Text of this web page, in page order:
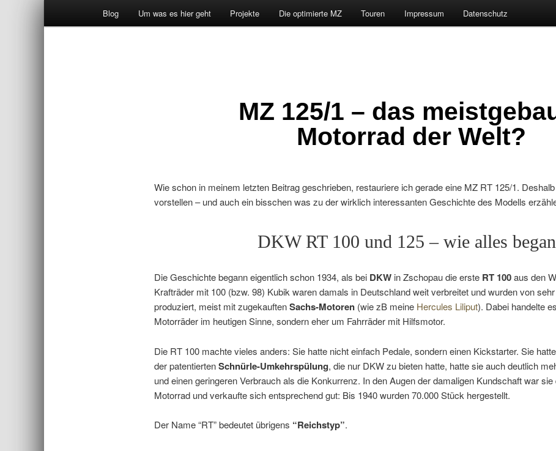
Zum primären Inhalt springen
Zum sekundären Inhalt springen
Blog Um was es hier geht Projekte Die optimierte MZ Touren Impressum Datenschutz
MZ 125/1 – das
Motorrad der Welt?
Wie schon in meinem letzten Beitrag geschrieben, restauriere ich gerade eine MZ RT 125/1.
vorstellen – und auch ein bisschen was zu der wirklich interessanten Geschichte des Modells
DKW RT 100 und 125 – wie alles
Die Geschichte begann eigentlich schon 1934, als bei DKW in Zschopau die erste RT 100aus den
Krafträder mit 100 (bzw. 98) Kubik waren damals in Deutschland weit verbreitet und wurden von
produziert, meist mit zugekauftenSachs-Motoren (wie zB meine Hercules Liliput). Dabei handelte
Motorräder im heutigen Sinne, sondern eher um Fahrräder mit Hilfsmotor.
Die RT 100 machte vieles anders: Sie hatte nicht einfach Pedale, sondern einen Kickstarter. Sie
der patentiertenSchnürle-Umkehrspülung, die nur DKW zu bieten hatte, hatte sie auch deutlich
und einen geringeren Verbrauch als die Konkurrenz. In den Augen der damaligen Kundschaft war sie
Motorrad und verkaufte sich entsprechend gut: Bis 1940 wurden 70.000 Stück hergestellt.
Der Name “RT” bedeutet übrigens “Reichstyp”.